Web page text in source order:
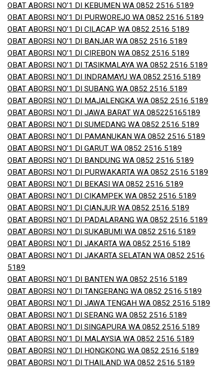
OBAT ABORSI NO’1 DI KEBUMEN WA 0852 2516 5189
OBAT ABORSI NO’1 DI PURWOREJO WA 0852 2516 5189
OBAT ABORSI NO’1 DI CILACAP WA 0852 2516 5189
OBAT ABORSI NO’1 DI BANJAR WA 0852 2516 5189
OBAT ABORSI NO’1 DI CIREBON WA 0852 2516 5189
OBAT ABORSI NO’1 DI TASIKMALAYA WA 0852 2516 5189
OBAT ABORSI NO’1 DI INDRAMAYU WA 0852 2516 5189
OBAT ABORSI NO’1 DI SUBANG WA 0852 2516 5189
OBAT ABORSI NO’1 DI MAJALENGKA WA 0852 2516 5189
OBAT ABORSI NO’1 DI JAWA BARAT WA 085225165189
OBAT ABORSI NO’1 DI SUMEDANG WA 0852 2516 5189
OBAT ABORSI NO’1 DI PAMANUKAN WA 0852 2516 5189
OBAT ABORSI NO’1 DI GARUT WA 0852 2516 5189
OBAT ABORSI NO’1 DI BANDUNG WA 0852 2516 5189
OBAT ABORSI NO’1 DI PURWAKARTA WA 0852 2516 5189
OBAT ABORSI NO’1 DI BEKASI WA 0852 2516 5189
OBAT ABORSI NO’1 DI CIKAMPEK WA 0852 2516 5189
OBAT ABORSI NO’1 DI CIANJUR WA 0852 2516 5189
OBAT ABORSI NO’1 DI PADALARANG WA 0852 2516 5189
OBAT ABORSI NO’1 DI SUKABUMI WA 0852 2516 5189
OBAT ABORSI NO’1 DI JAKARTA WA 0852 2516 5189
OBAT ABORSI NO’1 DI JAKARTA SELATAN WA 0852 2516
5189
OBAT ABORSI NO’1 DI BANTEN WA 0852 2516 5189
OBAT ABORSI NO’1 DI TANGERANG WA 0852 2516 5189
OBAT ABORSI NO’1 DI JAWA TENGAH WA 0852 2516 5189
OBAT ABORSI NO’1 DI SERANG WA 0852 2516 5189
OBAT ABORSI NO’1 DI SINGAPURA WA 0852 2516 5189
OBAT ABORSI NO’1 DI MALAYSIA WA 0852 2516 5189
OBAT ABORSI NO’1 DI HONGKONG WA 0852 2516 5189
OBAT ABORSI NO’1 DI THAILAND WA 0852 2516 5189